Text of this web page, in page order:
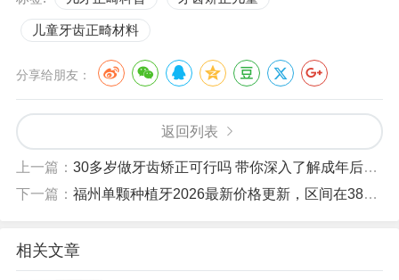
儿童牙齿正畸材料
分享给朋友：
返回列表
上一篇： 30多岁做牙齿矫正可行吗 带你深入了解成年后整牙的相关细节
下一篇： 福州单颗种植牙2026最新价格更新，区间在3800到5500元
相关文章